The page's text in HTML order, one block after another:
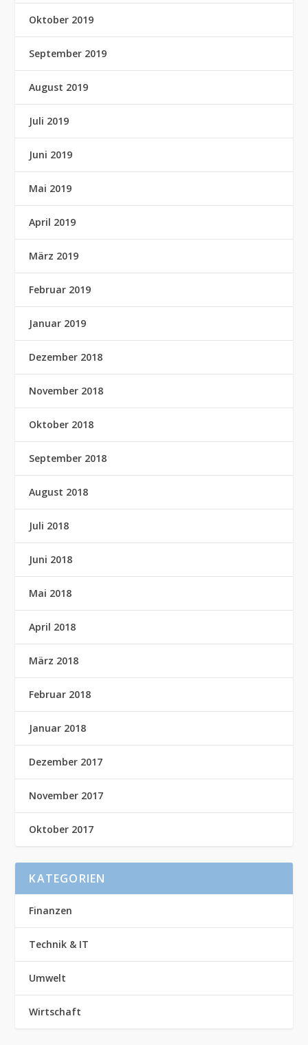
Oktober 2019
September 2019
August 2019
Juli 2019
Juni 2019
Mai 2019
April 2019
März 2019
Februar 2019
Januar 2019
Dezember 2018
November 2018
Oktober 2018
September 2018
August 2018
Juli 2018
Juni 2018
Mai 2018
April 2018
März 2018
Februar 2018
Januar 2018
Dezember 2017
November 2017
Oktober 2017
KATEGORIEN
Finanzen
Technik & IT
Umwelt
Wirtschaft